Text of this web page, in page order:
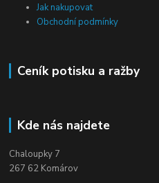
Jak nakupovat
Obchodní podmínky
Ceník potisku a ražby
Kde nás najdete
Chaloupky 7
267 62 Komárov